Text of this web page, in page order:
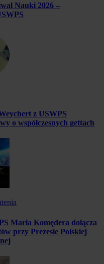
Nauki 2026 –
z USWPS
o współczesnych gettach
Maria Komędera dołącza
przy Prezesie Polskiej